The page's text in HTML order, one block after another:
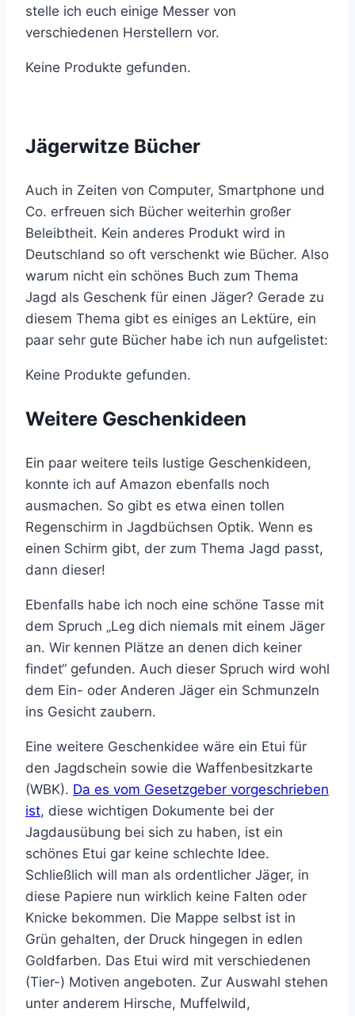
stelle ich euch einige Messer von
verschiedenen Herstellern vor.
Keine Produkte gefunden.
Jägerwitze Bücher
Auch in Zeiten von Computer, Smartphone und
Co. erfreuen sich Bücher weiterhin großer
Beleibtheit. Kein anderes Produkt wird in
Deutschland so oft verschenkt wie Bücher. Also
warum nicht ein schönes Buch zum Thema
Jagd als Geschenk für einen Jäger? Gerade zu
diesem Thema gibt es einiges an Lektüre, ein
paar sehr gute Bücher habe ich nun aufgelistet:
Keine Produkte gefunden.
Weitere Geschenkideen
Ein paar weitere teils lustige Geschenkideen,
konnte ich auf Amazon ebenfalls noch
ausmachen. So gibt es etwa einen tollen
Regenschirm in Jagdbüchsen Optik. Wenn es
einen Schirm gibt, der zum Thema Jagd passt,
dann dieser!
Ebenfalls habe ich noch eine schöne Tasse mit
dem Spruch „Leg dich niemals mit einem Jäger
an. Wir kennen Plätze an denen dich keiner
findet“ gefunden. Auch dieser Spruch wird wohl
dem Ein- oder Anderen Jäger ein Schmunzeln
ins Gesicht zaubern.
Eine weitere Geschenkidee wäre ein Etui für
den Jagdschein sowie die Waffenbesitzkarte
(WBK). Da es vom Gesetzgeber vorgeschrieben
ist, diese wichtigen Dokumente bei der
Jagdausübung bei sich zu haben, ist ein
schönes Etui gar keine schlechte Idee.
Schließlich will man als ordentlicher Jäger, in
diese Papiere nun wirklich keine Falten oder
Knicke bekommen. Die Mappe selbst ist in
Grün gehalten, der Druck hingegen in edlen
Goldfarben. Das Etui wird mit verschiedenen
(Tier-) Motiven angeboten. Zur Auswahl stehen
unter anderem Hirsche, Muffelwild,